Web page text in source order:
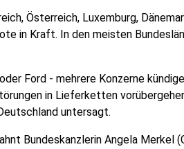
Österreich, Luxemburg,
in Kraft. In den meisten
Ford - mehrere Konzerne
in Lieferketten
untersagt.
Bundeskanzlerin Angela Merkel